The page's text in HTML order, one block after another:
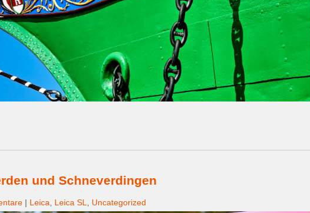
und Schneverdingen
| Leica Leica SL Uncategorized